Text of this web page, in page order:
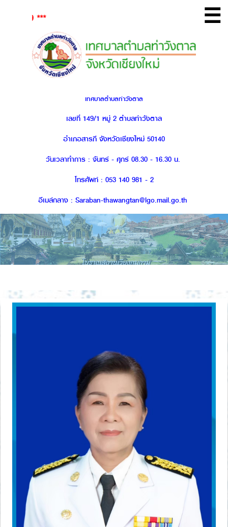
☰
เทศบาลตำบลท่าวังตาล
เลขที่ 149/1 หมู่ 2 ตำบลท่าวังตาล
อำเภอสารภี จังหวัดเชียงใหม่ 50140
วันเวลาทำการ : จันทร์ - ศุกร์ 08.30 - 16.30 น.
โทรศัพท์ : 053 140 981 - 2
อีเมล์กลาง : Saraban-thawangtan@lgo.mail.go.th